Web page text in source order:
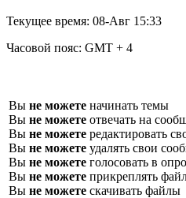
Текущее время: 08-Авг 15:33
Часовой пояс: GMT + 4
Вы не можете начинать темы
Вы не можете отвечать на
Вы не можете редактировать
Вы не можете удалять свои
Вы не можете голосовать в
Вы не можете прикреплять
Вы не можете скачивать файлы